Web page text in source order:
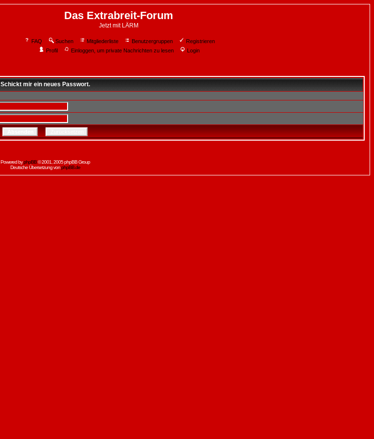
Das Extrabreit-Forum
Jetzt mit LÄRM
FAQ Suchen Mitgliederliste Benutzergruppen
Registrieren
Profil
Einloggen, um private Nachrichten zu lesen Login
Schickt mir ein neues Passwort.
Powered byphpBB© 2001, 2005 phpBB Group
Deutsche Übersetzung vonphpBB.de